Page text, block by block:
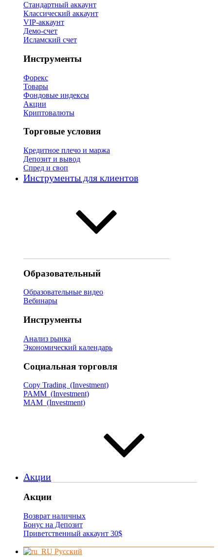
Стандартный аккаунт
Классический аккаунт
VIP-аккаунт
Демо-счет
Исламский счет
Инструменты
Форекс
Товары
Фондовые индексы
Акции
Криптовалюты
Торговые условия
Кредитное плечо и маржа
Депозит и вывод
Спред и своп
Инструменты для клиентов
Образовательный
Образовательные видео
Вебинары
Инструменты
Анализ рынка
Экономический календарь
Социальная торговля
Copy Trading (Investment)
PAMM (Investment)
MAM (Investment)
Акции
Акции
Возврат наличных
Бонус на Депозит
Приветственный аккаунт 30$
Русский